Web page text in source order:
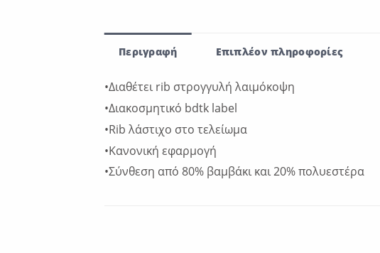
Περιγραφή Επιπλέον πληροφορίες
•Διαθέτει rib στρογγυλή λαιμόκοψη
•Διακοσμητικό bdtk label
•Rib λάστιχο στο τελείωμα
•Κανονική εφαρμογή
•Σύνθεση από 80% βαμβάκι και 20% πολυεστέρα